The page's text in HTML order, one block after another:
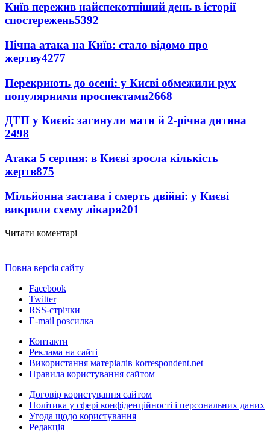
Київ пережив найспекотніший день в історії
спостережень5392
Нічна атака на Київ: стало відомо про
жертву4277
Перекриють до осені: у Києві обмежили рух
популярними проспектами2668
ДТП у Києві: загинули мати й 2-річна дитина
2498
Атака 5 серпня: в Києві зросла кількість
жертв875
Мільйонна застава і смерть двійні: у Києві
викрили схему лікаря201
Читати коментарі
Повна версія сайту
Facebook
Twitter
RSS-стрічки
E-mail розсилка
Контакти
Реклама на сайті
Використання матеріалів korrespondent.net
Правила користування сайтом
Договір користування сайтом
Політика у сфері конфіденційності і персональних даних
Угода щодо користування
Редакція